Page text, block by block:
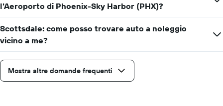
l'Aeroporto di Phoenix-Sky Harbor (PHX)?
Scottsdale: come posso trovare auto a noleggio
vicino a me?
Mostra altre domande frequenti